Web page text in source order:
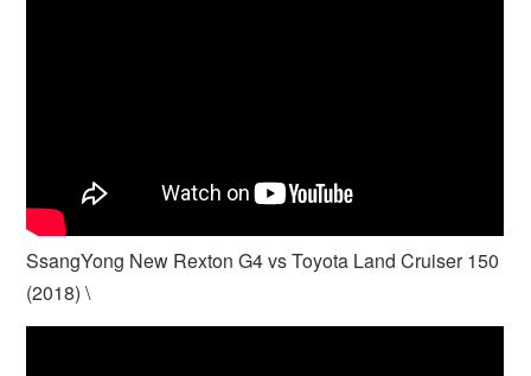
SsangYong New Rexton G4 vs Toyota Land Cruiser 150
(2018) \